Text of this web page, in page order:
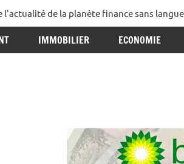
l'actualité de la planète finance sans
IMMOBILIER ECONOMIE